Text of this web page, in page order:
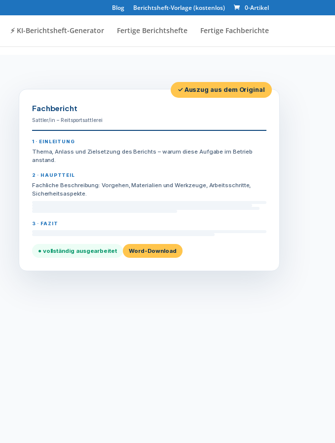
Blog Berichtsheft-Vorlage (kostenlos) 0-Artikel
⚡️ KI-Berichtsheft-Generator Fertige Berichtshefte Fertige Fachberichte
✓ Auszug aus dem Original
Fachbericht
Sattler/in – Reitsportsattlerei
1 · EINLEITUNG
Thema, Anlass und Zielsetzung des Berichts – warum diese Aufgabe im Betrieb
anstand.
2 · HAUPTTEIL
Fachliche Beschreibung: Vorgehen, Materialien und Werkzeuge, Arbeitsschritte,
Sicherheitsaspekte.
3 · FAZIT
● vollständig ausgearbeitet Word-Download